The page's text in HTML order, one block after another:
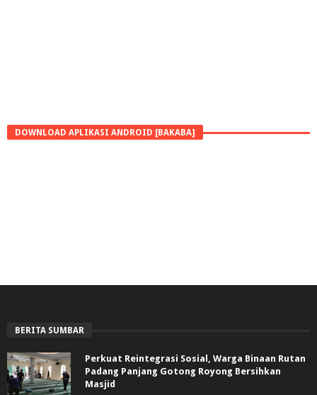
DOWNLOAD APLIKASI ANDROID [BAKABA]
BERITA SUMBAR
Perkuat Reintegrasi Sosial, Warga Binaan Rutan
Padang Panjang Gotong Royong Bersihkan
Masjid